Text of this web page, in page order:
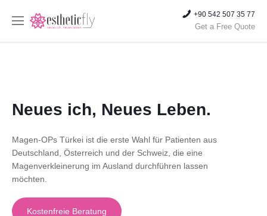
+90 542 507 35 77
Get a Free Quote
Neues ich, Neues Leben.
Magen-OPs Türkei ist die erste Wahl für Patienten aus
Deutschland, Österreich und der Schweiz, die eine
Magenverkleinerung im Ausland durchführen lassen
möchten.
Kostenfreie Beratung